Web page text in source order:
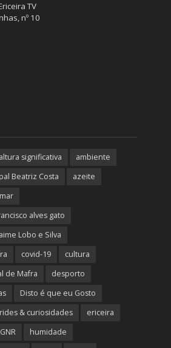
TV
nº 10
altura significativa
ambiente
Beatriz Costa
azeite
alves gato
Lobo e Silva
covid-19
cultura
de Mafra
desporto
Disto é que eu Gosto
& curiosidades
ericeira
GNR
humidade